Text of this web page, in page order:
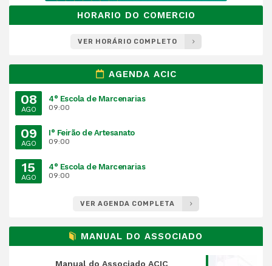
HORARIO DO COMERCIO
VER HORÁRIO COMPLETO
AGENDA ACIC
08
AGO
4° Escola de Marcenarias
09:00
09
AGO
I° Feirão de Artesanato
09:00
15
AGO
4° Escola de Marcenarias
09:00
VER AGENDA COMPLETA
MANUAL DO ASSOCIADO
Manual do Associado ACIC